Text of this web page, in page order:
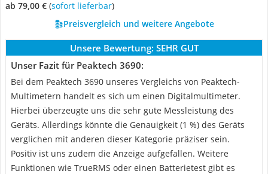
ab 79,00 € ( Sofort lieferbar)
Preisvergleich und weitere Angebote
Unsere Bewertung: SEHR GUT
Unser Fazit für Peaktech 3690:
Bei dem Peaktech 3690 unseres Vergleichs von Peaktech-
Multimetern handelt es sich um einen Digitalmultimeter.
Hierbei überzeugte uns die sehr gute Messleistung des
Geräts. Allerdings könnte die Genauigkeit (1 %) des Geräts
verglichen mit anderen dieser Kategorie präziser sein.
Positiv ist uns zudem die Anzeige aufgefallen. Weitere
Funktionen wie TrueRMS oder einen Batterietest gibt es